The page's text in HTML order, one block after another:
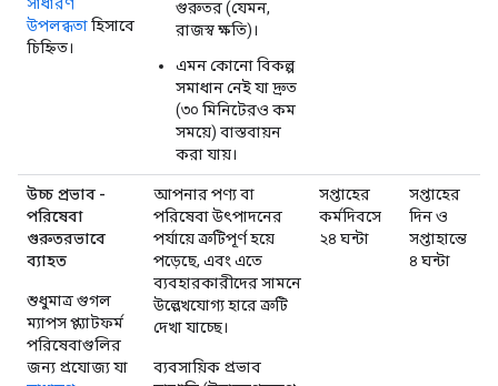
উপলব্ধতাহিসাবে
চিহ্নিত।
গুরুতর (যেমন,
রাজস্ব ক্ষতি)।
এমন কোনো বিকল্প
সমাধান নেই যা দ্রুত
(৩০ মিনিটেরও কম
সময়ে) বাস্তবায়ন
করা যায়।
উচ্চ প্রভাব -
পরিষেবা
গুরুতরভাবে
ব্যাহত
শুধুমাত্র গুগল
ম্যাপস প্ল্যাটফর্ম
পরিষেবাগুলির
জন্য প্রযোজ্য যা
আপনার পণ্য বা
পরিষেবা উৎপাদনের
পর্যায়ে ত্রুটিপূর্ণ হয়ে
পড়েছে, এবং এতে
ব্যবহারকারীদের সামনে
উল্লেখযোগ্য হারে ত্রুটি
দেখা যাচ্ছে।
ব্যবসায়িক প্রভাব
সপ্তাহের
কর্মদিবসে
২৪ ঘন্টা
সপ্তাহের
দিন ও
সপ্তাহান্তে
৪ ঘন্টা